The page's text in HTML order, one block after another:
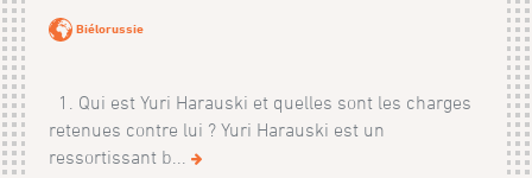
Biélorussie
1. Qui est Yuri Harauski et quelles sont les charges
retenues contre lui ? Yuri Harauski est un
ressortissant b...